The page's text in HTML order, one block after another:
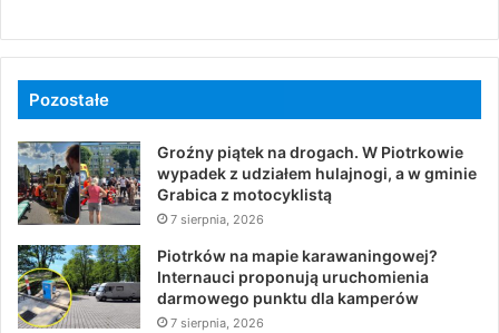
Pozostałe
Groźny piątek na drogach. W Piotrkowie
wypadek z udziałem hulajnogi, a w gminie
Grabica z motocyklistą
7 sierpnia, 2026
Piotrków na mapie karawaningowej?
Internauci proponują uruchomienia
darmowego punktu dla kamperów
7 sierpnia, 2026